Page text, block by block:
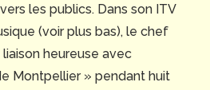
les publics. Dans son ITV
(voir plus bas), le chef
heureuse avec
Montpellier » pendant huit